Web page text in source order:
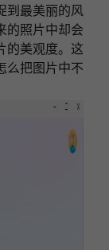
到最美丽的风
的照片中却会
的美观度。这
么把图片中不